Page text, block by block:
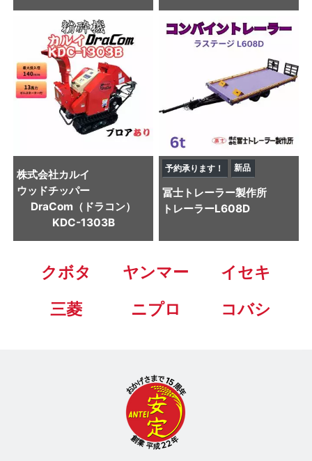
株式会社カルイ
ウッドチッパー
DraCom（ドラコン）
KDC-1303B
予約承ります！ 新品
冨士トレーラー製作所
トレーラーL608D
クボタ ヤンマー
イセキ
三菱
ニプロ コバシ